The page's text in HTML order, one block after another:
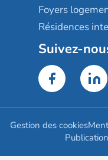
Foyers
Résidences
Suivez-
Gestion des cookies